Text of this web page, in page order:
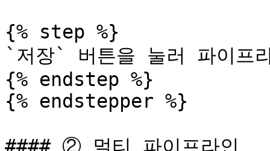
{% step %}
`저장` 버튼을 눌러 파이프
{% endstep %}
{% endstepper %}
#### ② 멀티 파이프라인